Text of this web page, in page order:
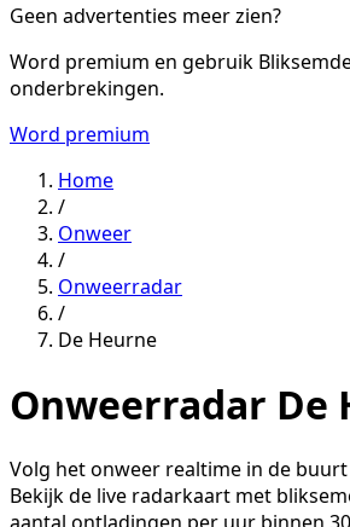
Geen advertenties meer zien?
Word premium en gebruik
onderbrekingen.
Word premium
Home
/
Onweer
/
Onweerradar
/
De Heurne
Onweerradar De
Volg het onweer realtime in de buurt
Bekijk de live radarkaart met